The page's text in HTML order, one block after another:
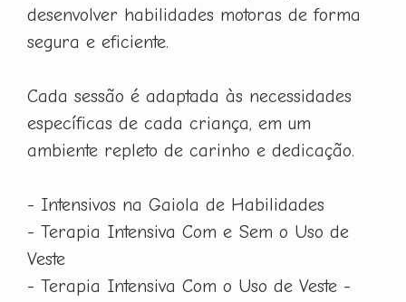
desenvolver habilidades motoras de forma
segura e eficiente.
Cada sessão é adaptada às necessidades
específicas de cada criança, em um
ambiente repleto de carinho e dedicação.
- Intensivos na Gaiola de Habilidades
- Terapia Intensiva Com e Sem o Uso de
Veste
- Terapia Intensiva Com o Uso de Veste -